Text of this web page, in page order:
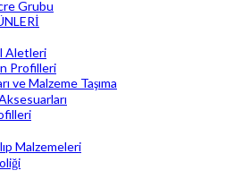
Grubu
Aletleri
Profilleri
ve Malzeme Taşıma
Malzemeleri